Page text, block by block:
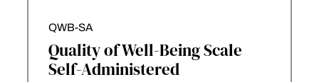
QWB-SA
Quality of Well-Being Scale
Self-Administered